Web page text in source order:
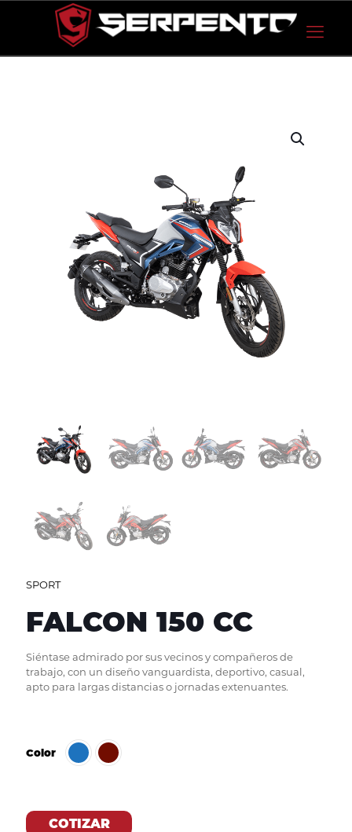
SPORT
FALCON 150 CC
Siéntase admirado por sus vecinos y compañeros de
trabajo, con un diseño vanguardista, deportivo, casual,
apto para largas distancias o jornadas extenuantes.
Color
COTIZAR